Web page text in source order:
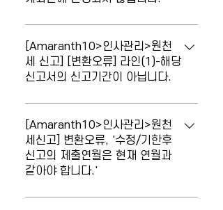
'주(총괄납부)사업장'의 코드만 조회되며,
[퇴직금산정]에서 퇴직금 입력시 연금계좌
입금내역란 작성했는데 [원천징수이행상황
신고서]에서 A21.연금계좌란에 반영되지
않습니다. 'A21.연금계좌'란은 연금운용사
은 'A22.그 외'란에 집계됩니다. 또한, 퇴직
소득세가 이연되어 차감징수세액이 0원이
된 경우 [원천징수이행상황신고서]의
'A22.그 외 > 6.소득세등' 항목에 0원으로
집계됩니다. [퇴직금산정]
[Amaranth10>인사관리>원천
세 신고] [변환오류] 라인(1)-해당
신고서의 신고기간이 아닙니다.
변환 시 오류가 발생합니다. '원천징수이행
상황신고서(원천징수세액환급신청서) - 라
인(1) - 해당 신고서의 신고기간이 아닙니
다.' 원천세 신고는 지급월 기준으로 지급월
다음 달 10일까지 신고/납부해야 합니다.
[Amaranth10>인사관리>원천
세신고] 변환오류, '수정/기한후
신고의 제출연월은 현재 연월과
같아야 합니다.'
변환 시 오류가 발생합니다. '수정/기한후